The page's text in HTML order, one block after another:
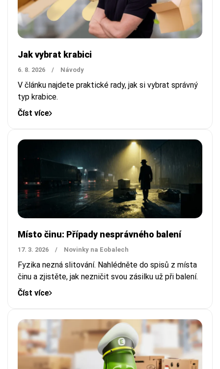
Jak vybrat krabici
6. 8. 2026 / Návody
V článku najdete praktické rady, jak si vybrat správný
typ krabice.
Číst více
Místo činu: Případy nesprávného balení
17. 3. 2026 / Novinky na Eobalech
Fyzika nezná slitování. Nahlédněte do spisů z místa
činu a zjistěte, jak nezničit svou zásilku už při balení.
Číst více